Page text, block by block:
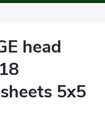
head
5x5